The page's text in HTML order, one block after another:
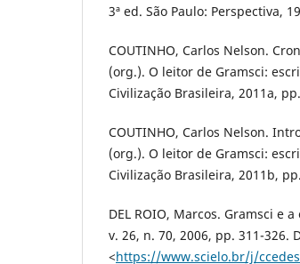
3ª ed. São Paulo: Perspectiva,
COUTINHO, Carlos Nelson.
(org.). O leitor de Gramsci:
Civilização Brasileira, 2011a,
COUTINHO, Carlos Nelson.
(org.). O leitor de Gramsci:
Civilização Brasileira, 2011b,
DEL ROIO, Marcos. Gramsci e
v. 26, n. 70, 2006, pp. 311-326.
<https://www.scielo.br/j/